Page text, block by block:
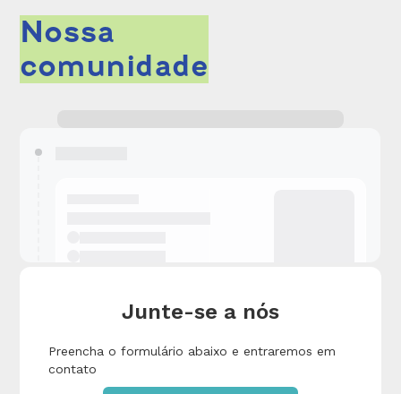
Nossa
comunidade
Junte-se a nós
Preencha o formulário abaixo e entraremos em
contato